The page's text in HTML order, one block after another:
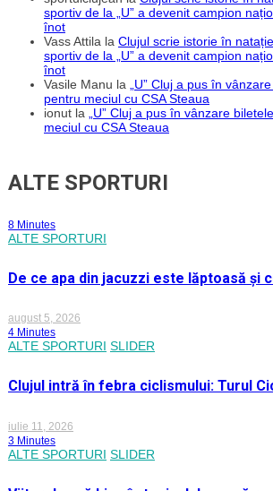
sportiv de la „U” a devenit campion
înot
Vass Attila la Clujul scrie istorie în
sportiv de la „U” a devenit campion
înot
Vasile Manu la
„U” Cluj a pus în
pentru meciul cu CSA Steaua
ionut la
„U” Cluj a pus în vânzare
meciul cu CSA Steaua
ALTE SPORTURI
8 Minutes
ALTE SPORTURI
De ce apa din jacuzzi este lăptoasă și
august 5, 2026
4 Minutes
ALTE SPORTURI SLIDER
Clujul intră în febra ciclismului: Turul
iulie 11, 2026
3 Minutes
ALTE SPORTURI SLIDER